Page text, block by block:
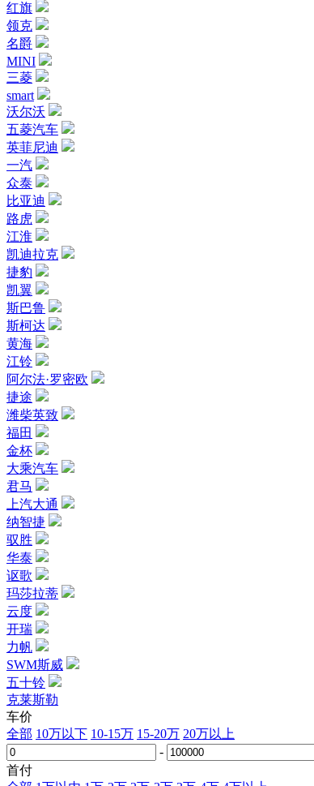
红旗
领克
名爵
MINI
三菱
smart
沃尔沃
五菱汽车
英菲尼迪
一汽
众泰
比亚迪
路虎
江淮
凯迪拉克
捷豹
凯翼
斯巴鲁
斯柯达
黄海
江铃
阿尔法·罗密欧
捷途
潍柴英致
福田
金杯
大乘汽车
君马
上汽大通
纳智捷
驭胜
华泰
讴歌
玛莎拉蒂
云度
开瑞
力帆
SWM斯威
五十铃
克莱斯勒
车价
全部 10万以下 10-15万 15-20万 20万以上
-
首付